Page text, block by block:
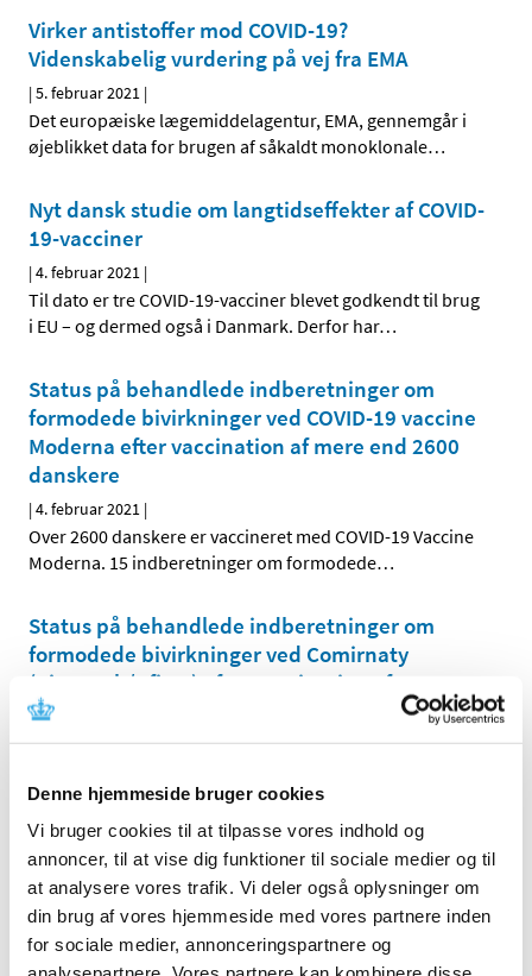
Denne hjemmeside bruger cookies
Vi bruger cookies til at tilpasse vores indhold og
annoncer, til at vise dig funktioner til sociale medier og til
at analysere vores trafik. Vi deler også oplysninger om
din brug af vores hjemmeside med vores partnere inden
for sociale medier, annonceringspartnere og
Virker antistoffer mod COVID-19?
Videnskabelig vurdering på vej fra EMA
|5. februar 2021 |
Det europæiske lægemiddelagentur, EMA, gennemgår i
øjeblikket data for brugen af såkaldt monoklonale…
Nyt dansk studie om langtidseffekter af COVID-
19-vacciner
|4. februar 2021 |
Til dato er tre COVID-19-vacciner blevet godkendt til brug
i EU – og dermed også i Danmark. Derfor har…
Status på behandlede indberetninger om
formodede bivirkninger ved COVID-19 vaccine
Moderna efter vaccination af mere end 2600
danskere
|4. februar 2021 |
Over 2600 danskere er vaccineret med COVID-19 Vaccine
Moderna. 15 indberetninger om formodede…
Status på behandlede indberetninger om
formodede bivirkninger ved Comirnaty
(BioNTech/Pfizer) efter vaccination af mere
end 186.000 danskere
|4. februar 2021|
indberetninger om formodede bivirkninger ved
EMA starter løbende vurdering af COVID-19-
vaccine fra Novavax
|3. februar 2021|
Det europæiske lægemiddelagentur, EMA, har påbegyndt